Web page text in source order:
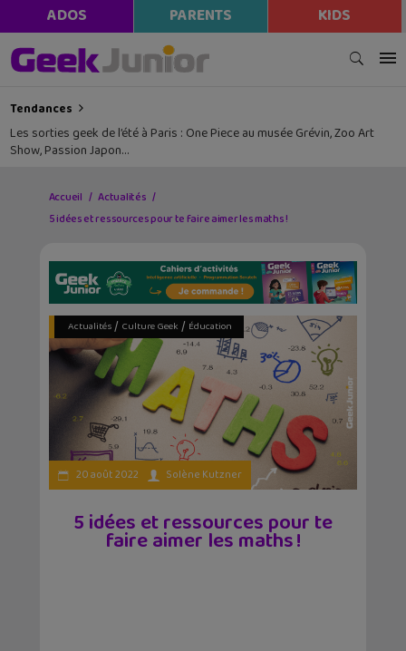
ADOS PARENTS KIDS
Tendances
Les sorties geek de l’été à Paris : One Piece au musée Grévin, Zoo Art
Show, Passion Japon…
Accueil
Actualités
5 idées et ressources pour te faire aimer les maths !
Actualités/ Culture Geek / Éducation
20 août 2022 Solène Kutzner
5 idées et ressources pour te
faire aimer les maths !